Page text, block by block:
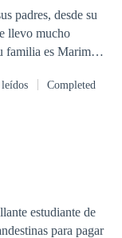
Completed
estudiante de
para pagar